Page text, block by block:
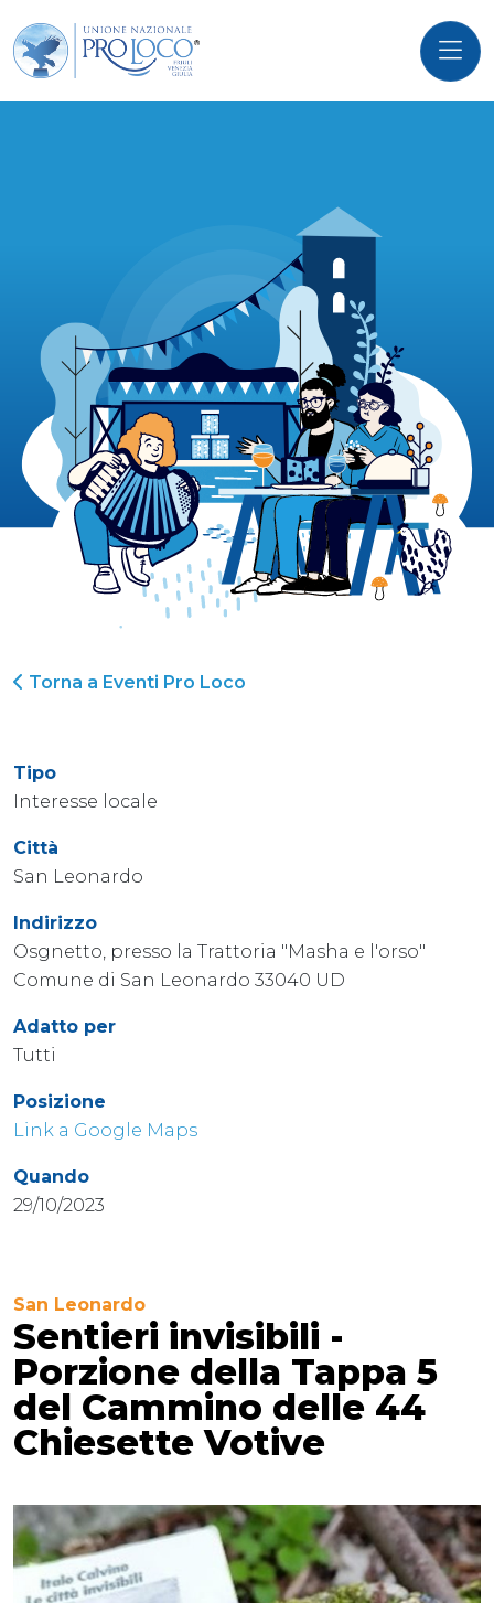
Torna a Eventi Pro Loco
Tipo
Interesse locale
Città
San Leonardo
Indirizzo
Osgnetto, presso la Trattoria "Masha e l'orso"
Comune di San Leonardo 33040 UD
Adatto per
Tutti
Posizione
Link a Google Maps
Quando
29/10/2023
San Leonardo
Sentieri invisibili -
Porzione della Tappa 5
del Cammino delle 44
Chiesette Votive